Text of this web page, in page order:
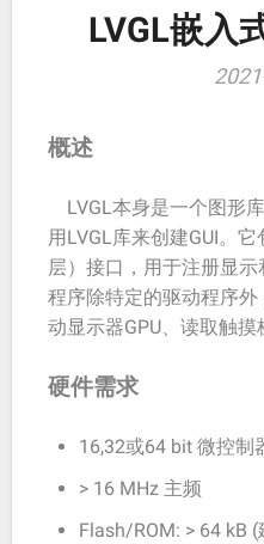
LVGL嵌入
概述
LVGL本身是一个图形
用LVGL库来创建GUI。
层）接口，用于注册显
程序除特定的驱动程序
动显示器GPU、读取触摸
硬件需求
16,32或64 bit 微控制
> 16 MHz 主频
Flash/ROM: > 64 kB